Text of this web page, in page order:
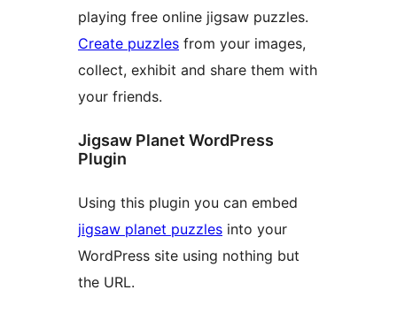
playing free online jigsaw puzzles.
Create puzzles from your images,
collect, exhibit and share them with
your friends.
Jigsaw Planet WordPress
Plugin
Using this plugin you can embed
jigsaw planet puzzles into your
WordPress site using nothing but
the URL.